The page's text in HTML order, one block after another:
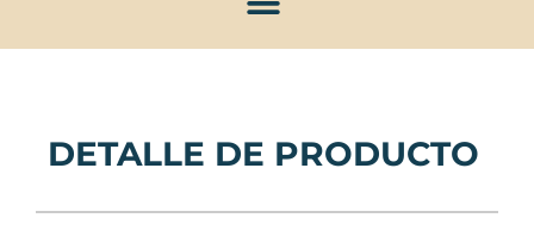
DETALLE DE PRODUCTO